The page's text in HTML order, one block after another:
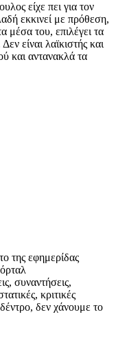
είχε πει για τον
εκκινεί με πρόθεση,
μέσα του, επιλέγει τα
είναι λαϊκιστής και
και αντανακλά τα
της εφημερίδας
συναντήσεις,
κριτικές
δεν χάνουμε το